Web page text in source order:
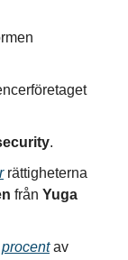
.
rättigheterna
från Yuga
av